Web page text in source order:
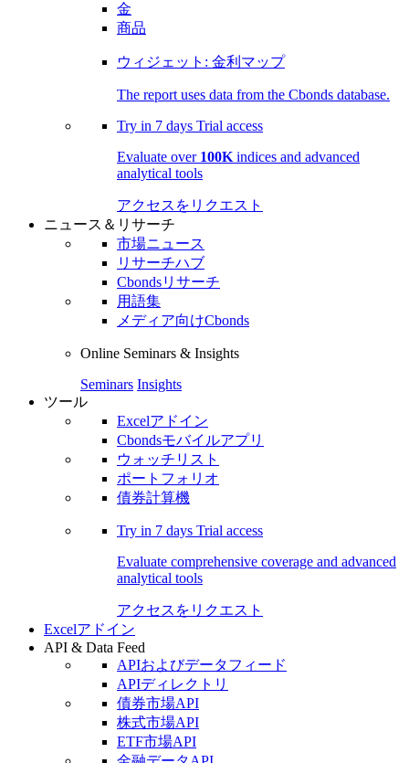
金
商品
ウィジェット: 金利マップ
The report uses data from the Cbonds database.
Try in 7 days Trial access
Evaluate over 100K indices and advanced
analytical tools
アクセスをリクエスト
ニュース＆リサーチ
市場ニュース
リサーチハブ
Cbondsリサーチ
用語集
メディア向けCbonds
Online Seminars & Insights
Seminars Insights
ツール
Excelアドイン
Cbondsモバイルアプリ
ウォッチリスト
ポートフォリオ
債券計算機
Try in 7 days Trial access
Evaluate comprehensive coverage and advanced
analytical tools
アクセスをリクエスト
Excelアドイン
API & Data Feed
APIおよびデータフィード
APIディレクトリ
債券市場API
株式市場API
ETF市場API